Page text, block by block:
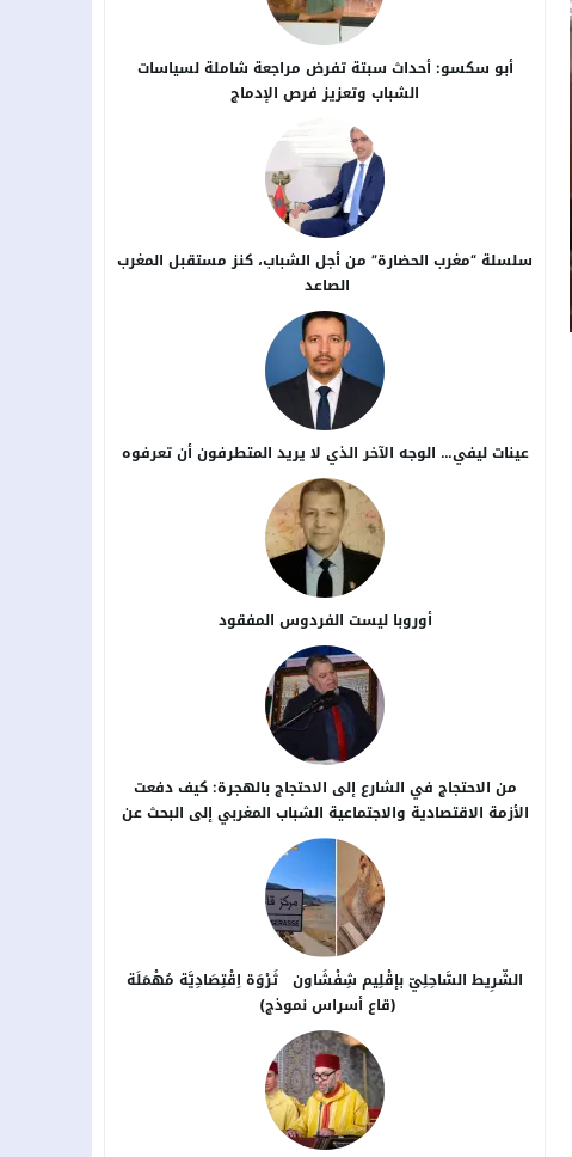
أبو سكسو: أحداث سبتة تفرض مراجعة شاملة لسياسات
الشباب وتعزيز فرص الإدماج
سلسلة “مغرب الحضارة” من أجل ​الشباب، كنز مستقبل المغرب
الصاعد
عينات ليفي… الوجه الآخر الذي لا يريد المتطرفون أن تعرفوه
أوروبا ليست الفردوس المفقود
من الاحتجاج في الشارع إلى الاحتجاج بالهجرة: كيف دفعت
الأزمة الاقتصادية والاجتماعية الشباب المغربي إلى البحث عن
بدائل خارج الوطن؟
الشَّرِيط السَّاحِلِيّ بإقْلِيم شِفْشَاون ثَرْوَة اِقْتِصَادِيَّة مُهْمَلَة
(قاع أسراس نموذج)